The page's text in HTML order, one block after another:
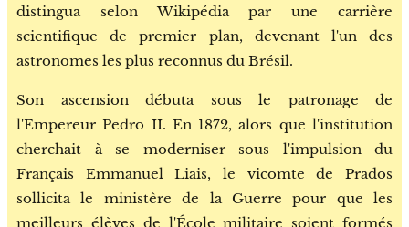
distingua selon Wikipédia par une carrière
scientifique de premier plan, devenant l'un des
astronomes les plus reconnus du Brésil.
Son ascension débuta sous le patronage de
l'Empereur Pedro II. En 1872, alors que l'institution
cherchait à se moderniser sous l'impulsion du
Français Emmanuel Liais, le vicomte de Prados
sollicita le ministère de la Guerre pour que les
meilleurs élèves de l'École militaire soient formés